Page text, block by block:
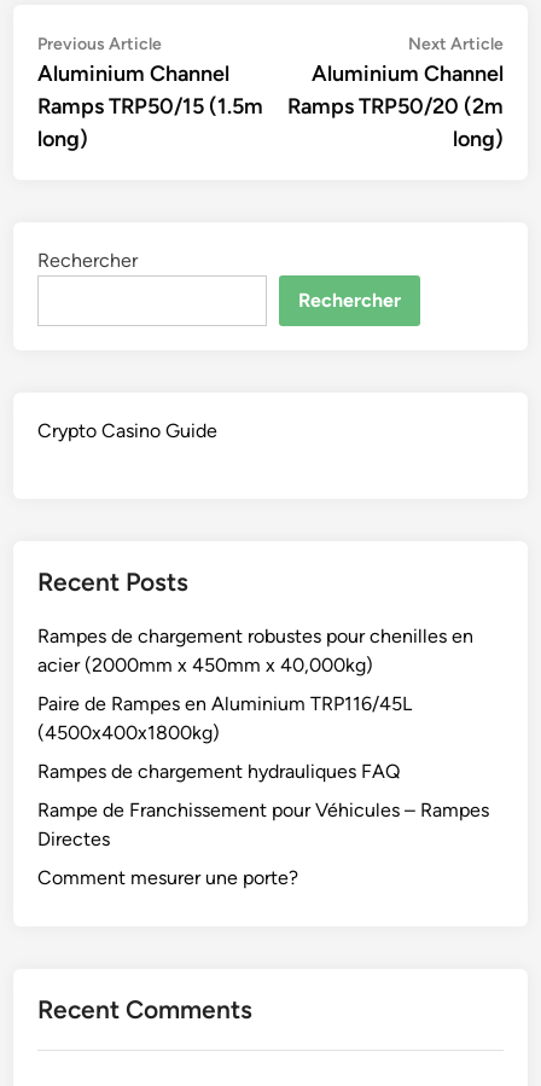
Navigation
de
l’article
Previous ArticlePrevious
article:
Aluminium Channel
Ramps TRP50/15 (1.5m
long)
Next Article
Aluminium Channel
Ramps TRP50/20 (2m
long)
Rechercher
Rechercher
Crypto Casino Guide
Recent Posts
Rampes de chargement robustes pour chenilles en
acier (2000mm x 450mm x 40,000kg)
Paire de Rampes en Aluminium TRP116/45L
(4500x400x1800kg)
Rampes de chargement hydrauliques FAQ
Rampe de Franchissement pour Véhicules – Rampes
Directes
Comment mesurer une porte?
Recent Comments